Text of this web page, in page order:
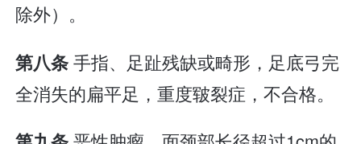
除外）。
第八条手指、足趾残缺或畸形，足底弓完
全消失的扁平足，重度皲裂症，不合格。